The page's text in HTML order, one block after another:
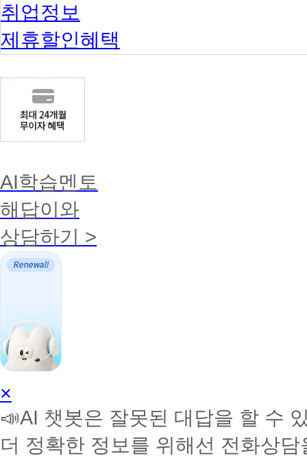
취업정보
제휴할인혜택
AI학습멘토
해답이와
상담하기 >
AI
학
습
토
×
📣AI 챗봇은 잘못된 대답을 할 수
더 정확한 정보를 위해선 전화상